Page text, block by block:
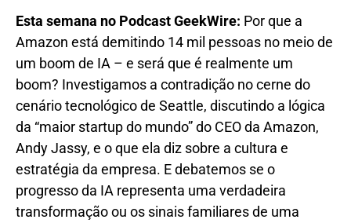
Esta semana no Podcast GeekWire: Por que a
Amazon está demitindo 14 mil pessoas no meio de
um boom de IA – e será que é realmente um
boom? Investigamos a contradição no cerne do
cenário tecnológico de Seattle, discutindo a lógica
da “maior startup do mundo” do CEO da Amazon,
Andy Jassy, ​​e o que ela diz sobre a cultura e
estratégia da empresa. E debatemos se o
progresso da IA ​​representa uma verdadeira
transformação ou os sinais familiares de uma